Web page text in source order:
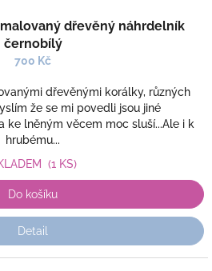
dřevěný náhrdelník
černobílý
700 Kč
dřevěnými korálky, různých
že se mi povedli jsou jiné
ke lněným věcem moc sluší...Ale i k
hrubému...
(1 KS)
Do košíku
Detail